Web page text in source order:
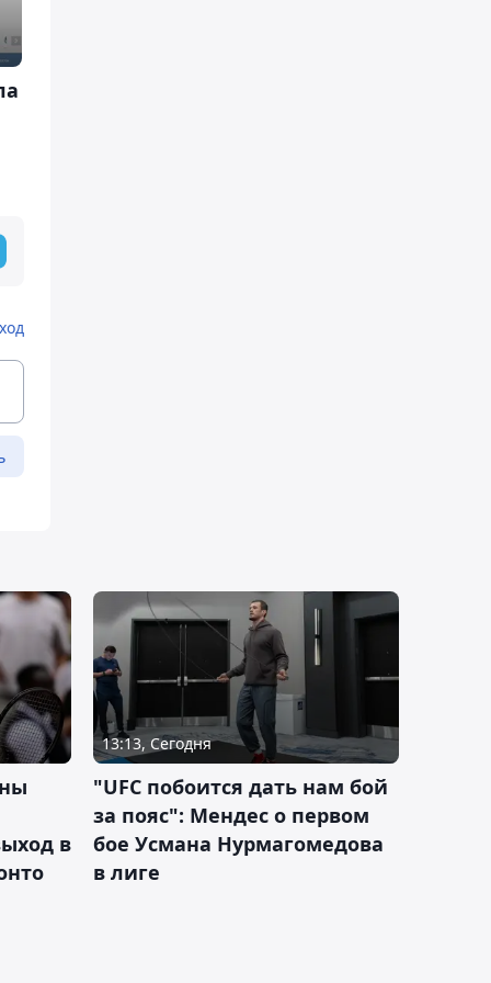
в
13:13, Сегодня
"UFC побоится дать нам бой
за пояс": Мендес о первом
бое Усмана Нурмагомедова
в лиге